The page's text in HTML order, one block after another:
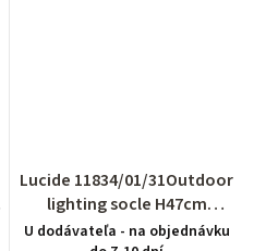
Lucide 11834/01/31Outdoor
lighting socle H47cm
E27/60W White
U dodávateľa - na objednávku